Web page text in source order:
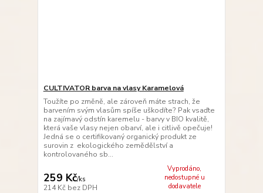
CULTIVATOR barva na vlasy Karamelová
Toužíte po změně, ale zároveň máte strach, že
barvením svým vlasům spíše uškodíte? Pak vsaďte
na zajímavý odstín karemelu - barvy v BIO kvalitě,
která vaše vlasy nejen obarví, ale i citlivě opečuje!
Jedná se o certifikovaný organický produkt ze
surovin z ekologického zemědělství a
kontrolovaného sb...
259 Kč/ks
214 Kč bez DPH
Vyprodáno,
nedostupné u
dodavatele